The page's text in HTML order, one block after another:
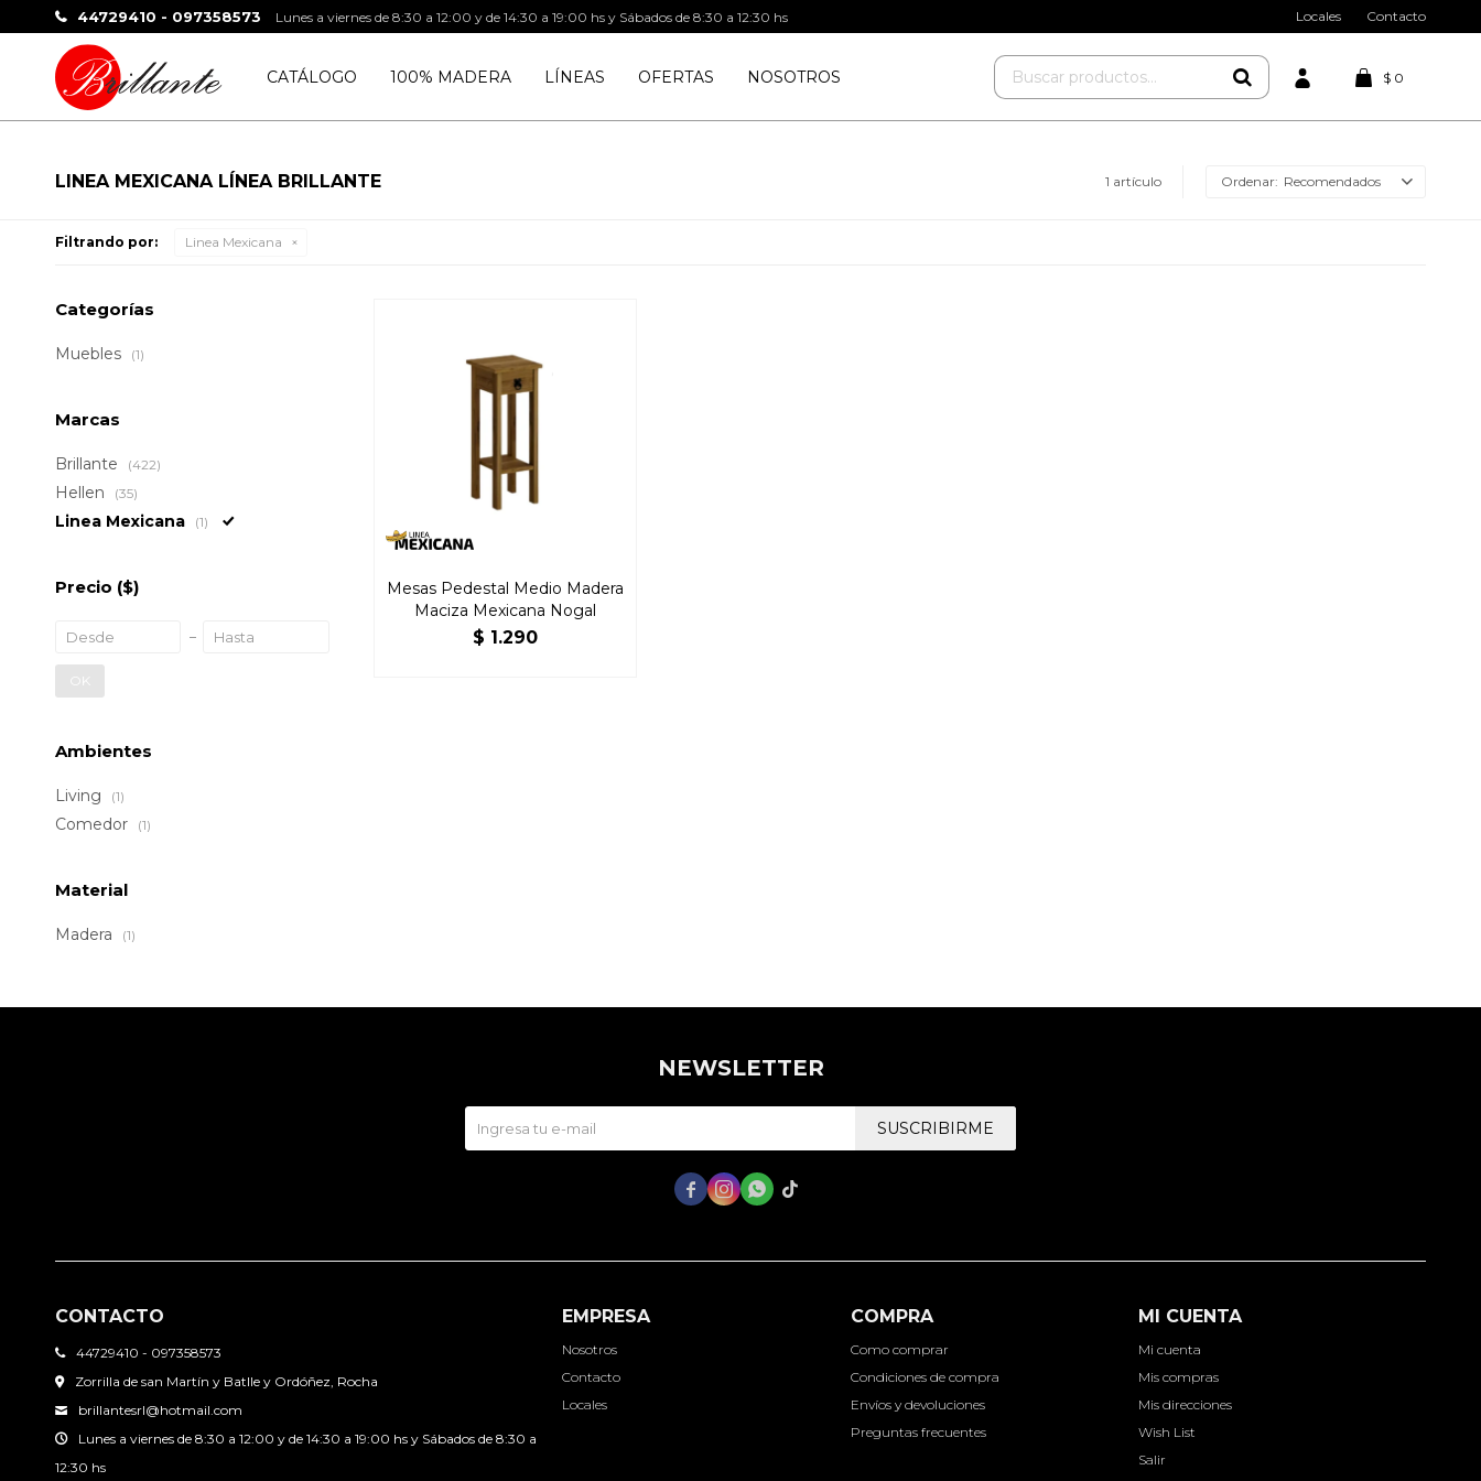
CATÁLOGO 100% MADERA LÍNEAS OFERTAS NOSOTROS $ 0
44729410 - 097358573 Lunes a viernes de 8:30 a 12:00 y de 14:30 a 19:00 hs y Sábados de 8:30 a 12:30 hs Locales Contacto
LINEA MEXICANA LÍNEA BRILLANTE 1 artículo Recomendados
Filtrando por: Linea Mexicana
Mesas Pedestal Medio Madera
Maciza Mexicana Nogal
$ 1.290
Categorías
Muebles (1)
Marcas
Brillante (422)
Hellen (35)
Linea Mexicana (1)
Precio ($)
OK
Ambientes
Living (1)
Comedor (1)
Material
Madera (1)
CONTACTO
44729410 - 097358573
Zorrilla de san Martín y Batlle y Ordóñez, Rocha
brillantesrl@hotmail.com
Lunes a viernes de 8:30 a 12:00 y de 14:30 a 19:00 hs y Sábados de 8:30 a
12:30 hs
EMPRESA
Nosotros
Contacto
Locales
COMPRA
Como comprar
Condiciones de compra
Envíos y devoluciones
Preguntas frecuentes
MI CUENTA
Mi cuenta
Mis compras
Mis direcciones
Wish List
Salir
NEWSLETTER
SUSCRIBIRME
   